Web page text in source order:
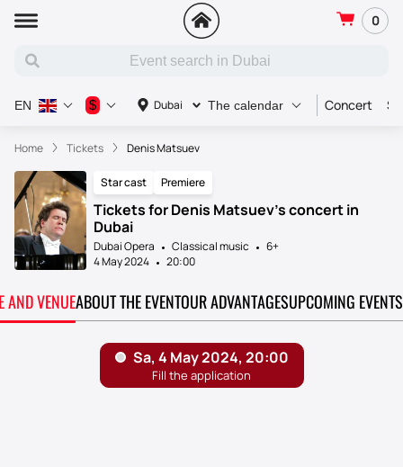
0
Dubai The calendar Concert
EN $
Home Tickets Denis Matsuev
Star cast Premiere
Tickets for Denis Matsuev's concert in
Dubai
Dubai Opera Classical music
6+
4 May 2024
20:00
AND VENUEABOUT THE EVENTOUR ADVANTAGESUPCOMING EVENTS